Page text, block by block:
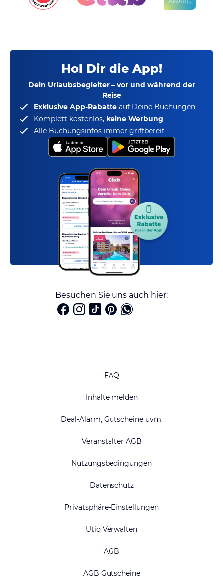
Hol Dir die App!
Dein Urlaubsbegleiter – vor und während der
Reise
Exklusive App-Rabatte auf Deine Buchungen
Komplett kostenlos, keine Werbung
Alle Buchungsinfos immer griffbereit
Besuchen Sie uns auch hier:
FAQ
Inhalte melden
Deal-Alarm, Gutscheine uvm.
Veranstalter AGB
Nutzungsbedingungen
Datenschutz
Privatsphäre-Einstellungen
Utiq Verwalten
AGB
AGB Gutscheine